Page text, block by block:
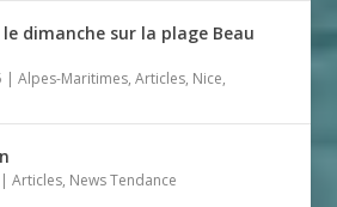
dimanche sur la plage Beau
|Alpes-Maritimes,Articles, Nice,
|Articles, News Tendance